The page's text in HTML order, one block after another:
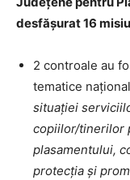
desfășurat 16
2 controale au
tematice
situației
copiilor/tinerilor
plasamentului,
protecția și